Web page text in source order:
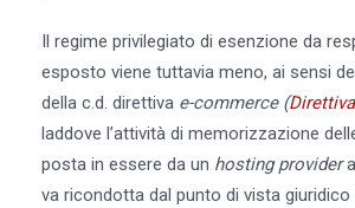
Il regime privilegiato di esenzione da
esposto viene tuttavia meno, ai sensi
della c.d. direttiva e-commerce (
laddove l’attività di memorizzazione
posta in essere da un hosting provider
va ricondotta dal punto di vista